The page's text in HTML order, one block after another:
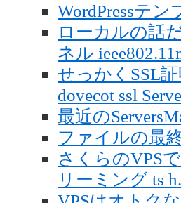
WordPressテン
ローカルの話
ネル
せっかくSSL
dovecot ssl
最近の
ファイルの最
さくらのVPS
リーミング ts